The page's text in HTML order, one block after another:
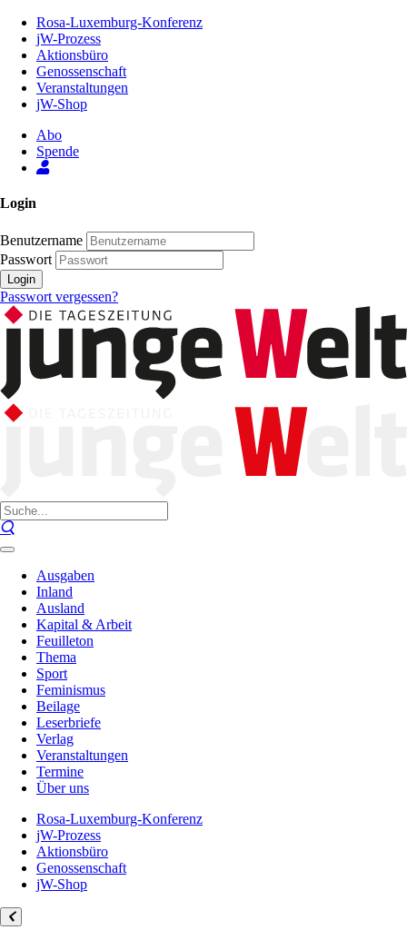
Inhalt
Seite
Rosa-Luxemburg-Konferenz
jW-Prozess
Aktionsbüro
Genossenschaft
Veranstaltungen
jW-Shop
Abo
Spende
Login
Benutzername
Passwort
Login
Passwort vergessen?
Ausgaben
Inland
Ausland
Kapital & Arbeit
Feuilleton
Thema
Sport
Feminismus
Beilage
Leserbriefe
Verlag
Veranstaltungen
Termine
Über uns
Rosa-Luxemburg-Konferenz
jW-Prozess
Aktionsbüro
Genossenschaft
jW-Shop